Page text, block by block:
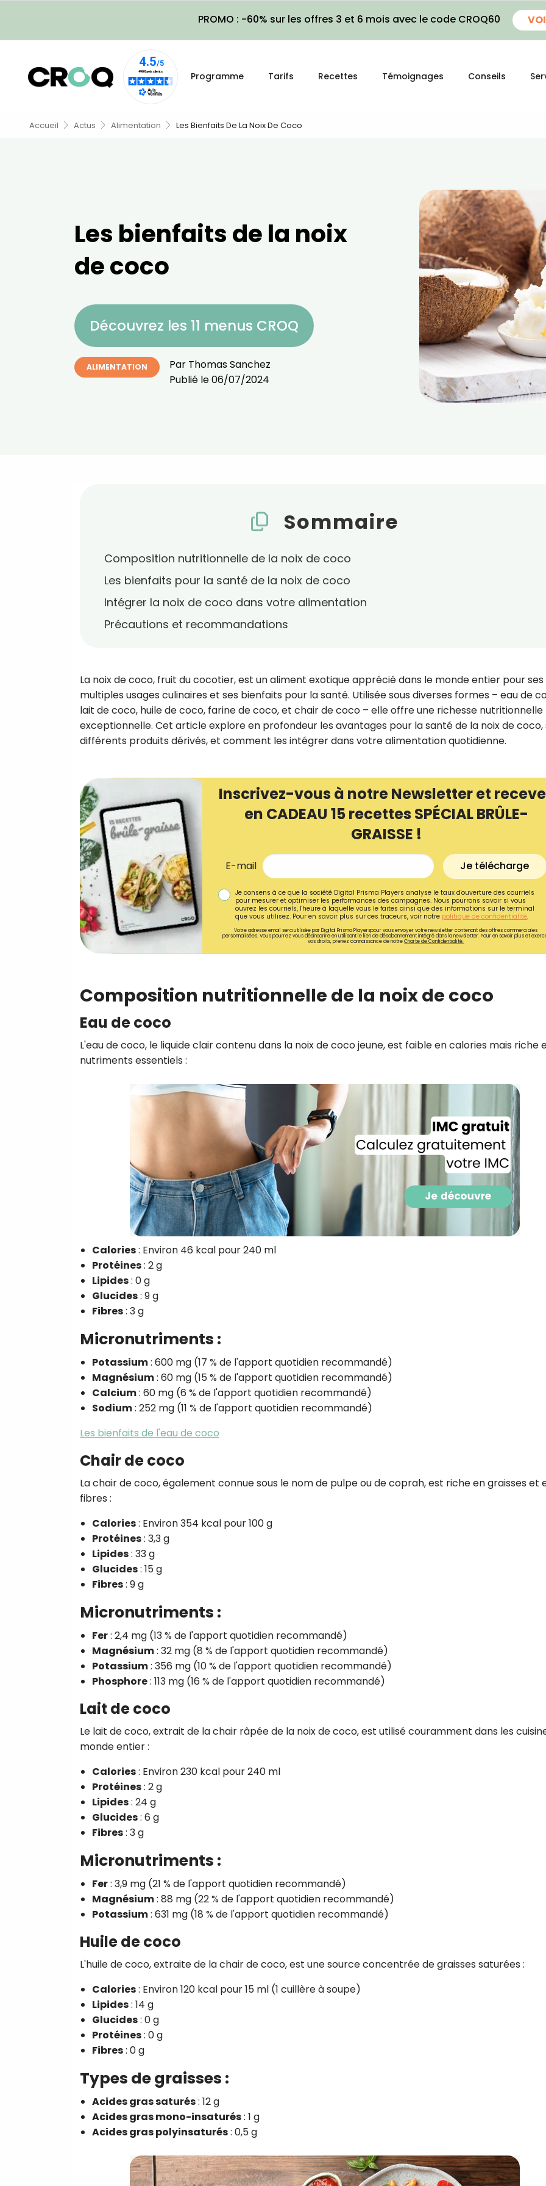
PROMO : -60% sur les offres 3 et 6 mois avec le code CROQ60
Programme Tarifs Recettes Témoignages Conseils
Accueil Actus Alimentation Les Bienfaits De La Noix De Coco
Les bienfaits de la noix
de coco
Découvrez les 11 menus CROQ
ALIMENTATION Par Thomas Sanchez
Publié le06/07/2024
Sommaire
Composition nutritionnelle de la noix de coco
Les bienfaits pour la santé de la noix de coco
Intégrer la noix de coco dans votre alimentation
Précautions et recommandations
La noix de coco, fruit du cocotier, est un aliment exotique apprécié dans le monde entier pour ses
multiples usages culinaires et ses bienfaits pour la santé. Utilisée sous diverses formes – eau de
lait de coco, huile de coco, farine de coco, et chair de coco – elle offre une richesse nutritionnelle
exceptionnelle. Cet article explore en profondeur les avantages pour la santé de la noix de coco,
différents produits dérivés, et comment les intégrer dans votre alimentation quotidienne.
Inscrivez-vous à notre Newsletter et
en CADEAU 15 recettes SPÉCIAL BRÛLE-
GRAISSE !
E-mail Je télécharge
Je consens à ce que la société Digital Prisma Players analyse le taux d'ouverture des courriels
pour mesurer et optimiser les performances des campagnes. Nous pourrons savoir si vous
ouvrez les courriels, l'heure à laquelle vous le faites ainsi que des informations sur le terminal
que vous utilisez. Pour en savoir plus sur ces traceurs, voir notre politique de confidentialité.
Votre adresse email sera utilisée par Digital Prisma Playerspour vous envoyer votre newsletter contenant des offres commerciales
personnalisées. Vous pourrez vous désinscrire en utilisant le lien de désabonnement intégré dans la newsletter. Pour en savoir plus et
vos droits, prenez connaissance de notreCharte de Confidentialité.
Composition nutritionnelle de la noix de coco
Eau de coco
L'eau de coco, le liquide clair contenu dans la noix de coco jeune, est faible en calories mais riche
nutriments essentiels :
Calories: Environ 46 kcal pour 240 ml
Protéines: 2 g
Lipides: 0 g
Glucides: 9 g
Fibres: 3 g
Micronutriments :
Potassium: 600 mg (17 % de l'apport quotidien recommandé)
Magnésium: 60 mg (15 % de l'apport quotidien recommandé)
Calcium: 60 mg (6 % de l'apport quotidien recommandé)
Sodium: 252 mg (11 % de l'apport quotidien recommandé)
Les bienfaits de l'eau de coco
Chair de coco
La chair de coco, également connue sous le nom de pulpe ou de coprah, est riche en graisses et
fibres :
Calories: Environ 354 kcal pour 100 g
Protéines: 3,3 g
Lipides: 33 g
Glucides: 15 g
Fibres: 9 g
Micronutriments :
Fer: 2,4 mg (13 % de l'apport quotidien recommandé)
Magnésium: 32 mg (8 % de l'apport quotidien recommandé)
Potassium: 356 mg (10 % de l'apport quotidien recommandé)
Phosphore: 113 mg (16 % de l'apport quotidien recommandé)
Lait de coco
Le lait de coco, extrait de la chair râpée de la noix de coco, est utilisé couramment dans les
monde entier :
Calories: Environ 230 kcal pour 240 ml
Protéines: 2 g
Lipides: 24 g
Glucides: 6 g
Fibres: 3 g
Micronutriments :
Fer: 3,9 mg (21 % de l'apport quotidien recommandé)
Magnésium: 88 mg (22 % de l'apport quotidien recommandé)
Potassium: 631 mg (18 % de l'apport quotidien recommandé)
Huile de coco
L'huile de coco, extraite de la chair de coco, est une source concentrée de graisses saturées :
Calories: Environ 120 kcal pour 15 ml (1 cuillère à soupe)
Lipides: 14 g
Glucides: 0 g
Protéines: 0 g
Fibres: 0 g
Types de graisses :
Acides gras saturés: 12 g
Acides gras mono-insaturés: 1 g
Acides gras polyinsaturés: 0,5 g
recettes inédites de
Ainsi que la newsletter
Je consens à ce que la société
Prisma Players analyse le taux
des courriels pour mesurer et
performances des campagnes.
pourrons savoir si vous ouvrez les
l'heure à laquelle vous le faites
des informations sur le terminal
utilisez. Pour en savoir plus sur ces